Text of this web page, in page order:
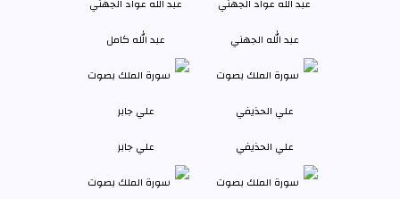
عبد الله الجهني عبد الله كامل
علي الحذيفي علي جابر